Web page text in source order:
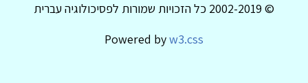
© 2002-2019 כל הזכויות שמורות לפסיכולוגיה עברית
Powered byw3.css